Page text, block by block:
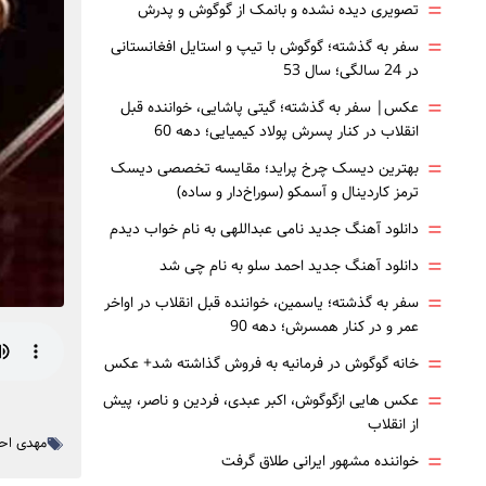
مهدی
= تصویری دیده نشده و بانمک از گوگوش و پدرش
= سفر به گذشته؛ گوگوش با تیپ و استایل افغانستانی
در 24 سالگی؛ سال 53
= عکس| سفر به گذشته؛ گیتی پاشایی، خواننده قبل
انقلاب در کنار پسرش پولاد کیمیایی؛ دهه 60
= بهترین دیسک چرخ پراید؛ مقایسه تخصصی دیسک
ترمز کاردینال و آسمکو (سوراخ‌دار و ساده)
= دانلود آهنگ جدید نامی عبداللهی به نام خواب دیدم
= دانلود آهنگ جدید احمد سلو به نام چی شد
= سفر به گذشته؛ یاسمین، خواننده قبل انقلاب در اواخر
عمر و در کنار همسرش؛ دهه 90
= خانه گوگوش در فرمانیه به فروش گذاشته شد+ عکس
= عکس هایی ازگوگوش، اکبر عبدی، فردین و ناصر، پیش
از انقلاب
= خواننده مشهور ایرانی طلاق گرفت